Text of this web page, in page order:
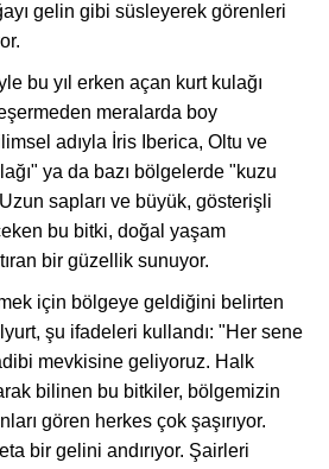
gelin gibi süsleyerek görenleri
bu yıl erken açan kurt kulağı
meralarda boy
adıyla İris Iberica, Oltu ve
ya da bazı bölgelerde "kuzu
Uzun sapları ve büyük, gösterişli
bu bitki, doğal yaşam
bir güzellik sunuyor.
için bölgeye geldiğini belirten
şu ifadeleri kullandı: "Her sene
mevkisine geliyoruz. Halk
bilinen bu bitkiler, bölgemizin
gören herkes çok şaşırıyor.
bir gelini andırıyor. Şairleri